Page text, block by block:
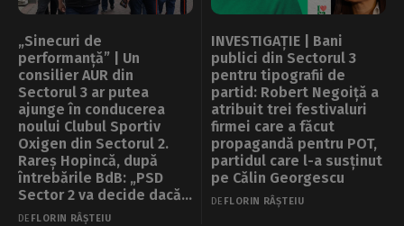
„Sinecuri de
performanță” | Un
consilier AUR din
Sectorul 3 ar putea
ajunge în conducerea
noului Clubul Sportiv
Oxigen din Sectorul 2.
Rareș Hopincă, după
întrebările BdB: „PSD
Sector 2 va decide dacă
o să-l voteze”
DE FLORIN RÂȘTEIU
INVESTIGAȚIE | Bani
publici din Sectorul 3
pentru tipografii de
partid: Robert Negoiță a
atribuit trei festivaluri
firmei care a făcut
propagandă pentru POT,
partidul care l-a susținut
pe Călin Georgescu
DE FLORIN RÂȘTEIU